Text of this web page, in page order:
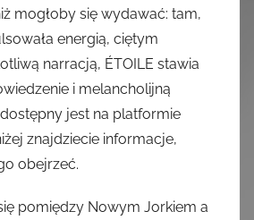
mogłoby się wydawać: tam,
energią, ciętym
narracją, ÉTOILE stawia
i melancholijną
jest na platformie
znajdziecie informacje,
obejrzeć.
pomiędzy Nowym Jorkiem a